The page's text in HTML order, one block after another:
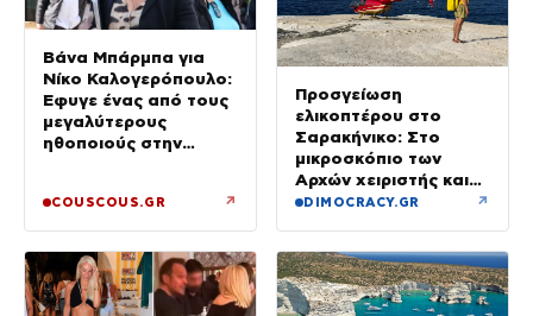
Βάνα Μπάρμπα για
Νίκο Καλογερόπουλο:
Έφυγε ένας από τους
μεγαλύτερους
ηθοποιούς στην
COUSCOUS.GR ↗
Προσγείωση
ελικοπτέρου στο
Σαρακήνικο: Στο
μικροσκόπιο των
Αρχών χειριστής και
ιδιοκτήτης
DIMOCRACY.GR ↗